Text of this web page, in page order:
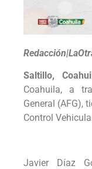
Saltillo,
Coahuila, a
General (AFG),
Control
Javier Díaz